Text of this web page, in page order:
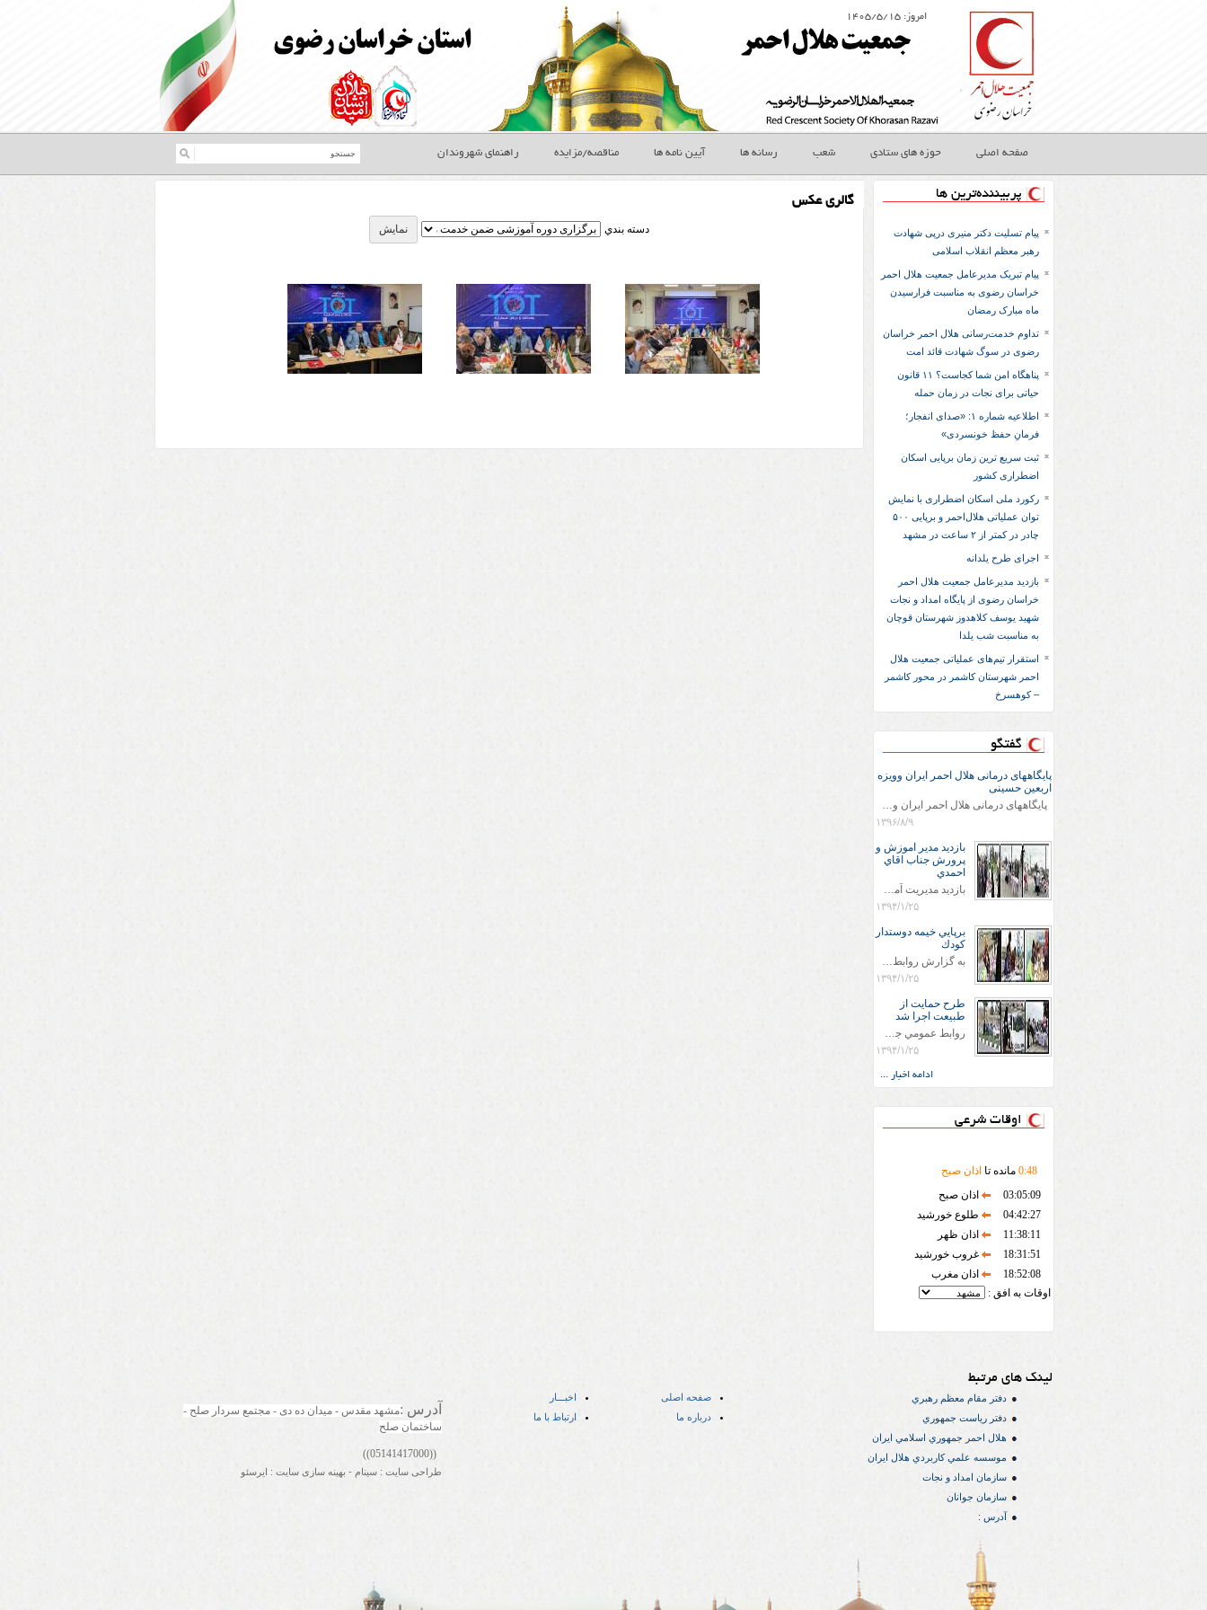
امروز: ۱۴۰۵/۵/۱۵
صفحه اصلی حوزه های ستادی شعب رسانه ها آیین نامه ها مناقصه/مزایده راهنمای شهروندان
پربیننده‌ترین ها
پیام تسلیت دکتر منیری درپی شهادت
رهبر معظم انقلاب اسلامی
پیام تبریک مدیرعامل جمعیت هلال احمر
خراسان رضوی به مناسبت فرارسیدن
ماه مبارک رمضان
تداوم خدمت‌رسانی هلال احمر خراسان
رضوی در سوگ شهادت قائد امت
پناهگاه امن شما کجاست؟ ۱۱ قانون
حیاتی برای نجات در زمان حمله
اطلاعیه شماره ۱: «صدای انفجار؛
فرمانِ حفظ خونسردی»
ثبت سریع‌ ترین زمان برپایی اسکان
اضطراری کشور
رکورد ملی اسکان اضطراری با نمایش
توان عملیاتی هلال‌احمر و برپایی ۵۰۰
چادر در کمتر از ۲ ساعت در مشهد
اجرای طرح یلدانه
بازدید مدیرعامل جمعیت هلال احمر
خراسان رضوی از پایگاه امداد و نجات
شهید یوسف کلاهدوز شهرستان قوچان
به مناسبت شب یلدا
استقرار تیم‌های عملیاتی جمعیت هلال
احمر شهرستان کاشمر در محور کاشمر
– کوهسرخ
گفتگو
پایگاههای درمانی هلال احمر ایران وویزه
اربعین حسینی
پایگاههای درمانی هلال احمر ایران وویزه اربعین حسینی
۱۳۹۶/۸/۹
بازديد مدير اموزش و
پرورش جناب اقاي
احمدي
بازديد مديريت آموزش و پروش جناب اقاي احمدي به همراه اعضاي ستاد اسكان آموزش و پروش شهرستان سرخس در ساعت 11:30 در مورخه 11/1/1394 صورت گرفت و مسئولین با حضور در پست مسافرين نوروزی كه جمعیت هلال احمر شهرستان از نزدیک در جریان روند اجرای طرح های قرار گرفتند .
۱۳۹۴/۱/۲۵
برپايي خيمه دوستدار
كودك
به گزارش روابط عمومي جمعيت هلال احمر شهرستان سرخس علاوه بر اجرای خدمات امدادی، راهنمایی های گردشگری و موقعیت های جغرافیایی و برپایی چادرهای سلامت به منظور سنجش رایگان فشار و قندخون مسافران، ، خيمه هايي.با عنوان دوستدار کودک تجهیزشده که دراین فضا کودکان مراجعه کننده از طریق نقاشی و سایر هنرهای تجسمی با مفاهیم جمعیت هلال احمر و اصول هفتگانه آن آشنا می شوند. به دليل حضور چشم گير كودكان و خانواده ها سعی شده در قالب های متناسب با سنین کودکان مراجعه کنند
۱۳۹۴/۱/۲۵
طرح حمايت از
طبيعت اجرا شد
روابط عمومي جمعيت هلال احمر سرخس جمعيت هلال احمر سرخس در روز طبيعت جوانان جمعيت هلال احمر سرخس در راستاي حفاظت و حمايت از محيط زيست با انگيزه داشتن طبيعت زيبا و بدون زباله و جهت فرهنگ سازي طرح حمايت از طبيعت را اجرا نمودند. اين طرح با رويكرد حمايتي و اموزشي در خصوص اشتي باطبيعت اجرا شد و در اين طرح 700 عدد كيسه زباله وبروشور در خروجي هاي شهر بين همشهريان و مسافرين نوروزي توزيع گرديد و در راه بازگشت كيسه هاي زباله توسط همشهريان به مامورين محترم شهرداري مستقر در ورودي شهر
۱۳۹۴/۱/۲۵
ادامه اخبار ...
اوقات شرعی
0:48 مانده تا اذان صبح
03:05:09
اذان صبح
04:42:27
طلوع خورشید
11:38:11
اذان ظهر
18:31:51
غروب خورشید
18:52:08
اذان مغرب
اوقات به افق :
گالری عکس
دسته بندي
لینک های مرتبط
دفتر مقام معظم رهبري
دفتر رياست جمهوري
هلال احمر جمهوري اسلامي ايران
موسسه علمي كاربردي هلال ایران
سازمان امداد و نجات
سازمان جوانان
آدرس :
صفحه اصلی
اخبـــار
درباره ما
ارتباط با ما آدرس :
ساختمان صلح
((05141417000))
طراحی سایت : سینام - بهینه سازی سایت : ایرسئو